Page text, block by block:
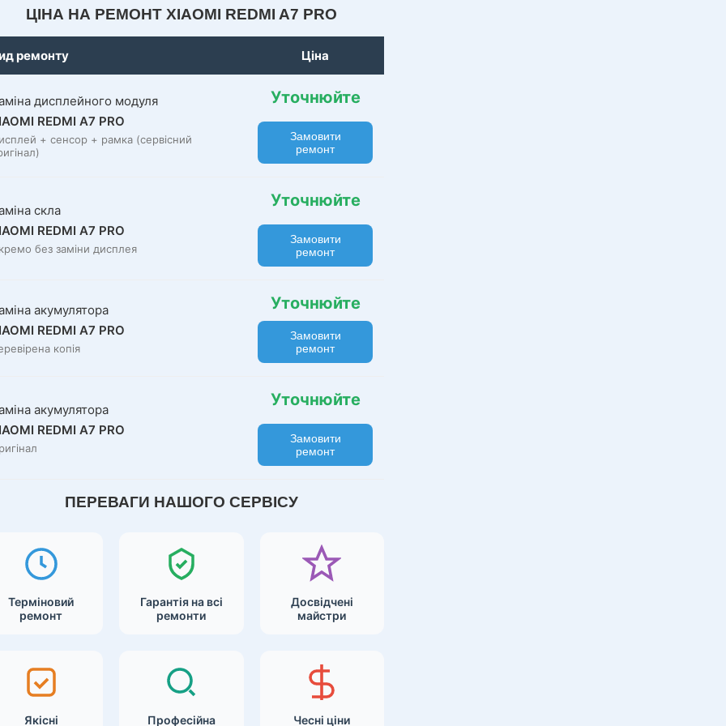
ЦІНА НА РЕМОНТ XIAOMI REDMI A7 PRO
ремонту Ціна
дисплейного модуля
REDMI A7 PRO
+ сенсор + рамка (сервісний
Уточнюйте
Замовити
ремонт
скла
REDMI A7 PRO
без заміни дисплея
Уточнюйте
Замовити
ремонт
акумулятора
REDMI A7 PRO
копія
Уточнюйте
Замовити
ремонт
акумулятора
REDMI A7 PRO
Уточнюйте
Замовити
ремонт
ПЕРЕВАГИ НАШОГО СЕРВІСУ
Терміновий
ремонт
Гарантія на всі
ремонти
Досвідчені
майстри
Якісні Професійна Чесні ціни